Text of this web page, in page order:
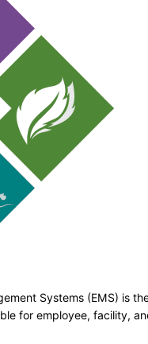
Systems (EMS) is
for employee, facility,